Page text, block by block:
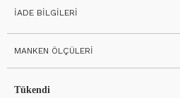
Tükendi
İADE BILGILERI
MANKEN ÖLÇÜLERI